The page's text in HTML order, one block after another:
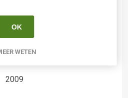
Iris Germanica
Cayeux
2009
OK
WETEN